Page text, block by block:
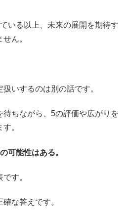
いる以上、未来の展開を期待す
ん。
いするのは別の話です。
待ちながら、5の評価や広がりを
。
可能性はある。
す。
な答えです。